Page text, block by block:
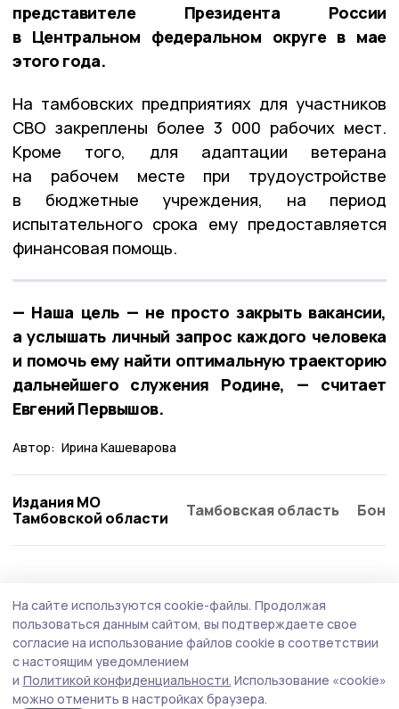
представителе Президента России
в Центральном федеральном округе в мае
этого года.
На тамбовских предприятиях для участников
СВО закреплены более 3 000 рабочих мест.
Кроме того, для адаптации ветерана
на рабочем месте при трудоустройстве
в бюджетные учреждения, на период
испытательного срока ему предоставляется
финансовая помощь.
— Наша цель — не просто закрыть вакансии,
а услышать личный запрос каждого человека
и помочь ему найти оптимальную траекторию
дальнейшего служения Родине, — считает
Евгений Первышов.
Автор: Ирина Кашеварова
Издания МО
Тамбовской области
Тамбовская область
Владимир Путин подписал закон о
прозрачности цен на продукты
Президент России Владимир Путин подписал пакет
законов, направленных на создание системы
На сайте используются cookie-файлы. Продолжая
пользоваться данным сайтом, вы подтверждаете свое
согласие на использование файлов cookie в соответствии
с настоящим уведомлением
и Политикой конфиденциальности. Использование «cookie»
можно отменить в настройках браузера.